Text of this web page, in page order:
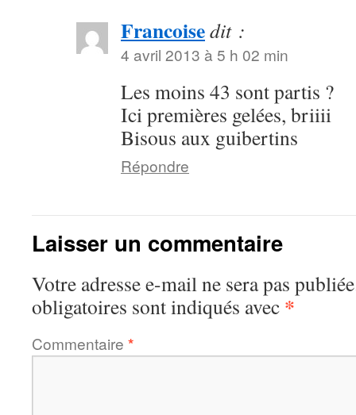
Francoisedit :
4 avril 2013 à 5 h 02 min
Les moins 43 sont partis ?
Ici premières gelées, briiii
Bisous aux guibertins
Répondre
Laisser un commentaire
Votre adresse e-mail ne sera pas
obligatoires sont indiqués avec *
Commentaire *